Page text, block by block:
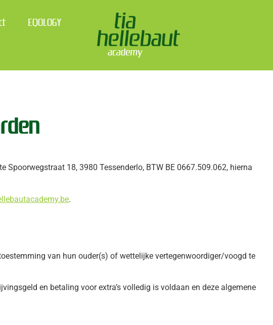
EQOLOGY
18, 3980 Tessenderlo, BTW BE 0667.509.062, hierna
.
van hun ouder(s) of wettelijke vertegenwoordiger/voogd te
en betaling voor extra’s volledig is voldaan en deze algemene